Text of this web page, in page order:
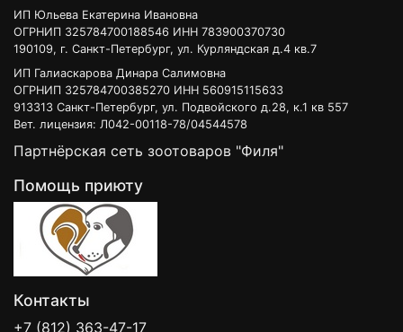
ИП Юльева Екатерина Ивановна
ОГРНИП 325784700188546 ИНН 783900370730
190109, г. Санкт-Петербург, ул. Курляндская д.4 кв.7
ИП Галиаскарова Динара Салимовна
ОГРНИП 325784700385270 ИНН 560915115633
913313 Санкт-Петербург, ул. Подвойского д.28, к.1 кв 557
Вет. лицензия: Л042-00118-78/04544578
Партнёрская сеть зоотоваров "Филя"
Помощь приюту
Контакты
+7 (812) 363-47-17